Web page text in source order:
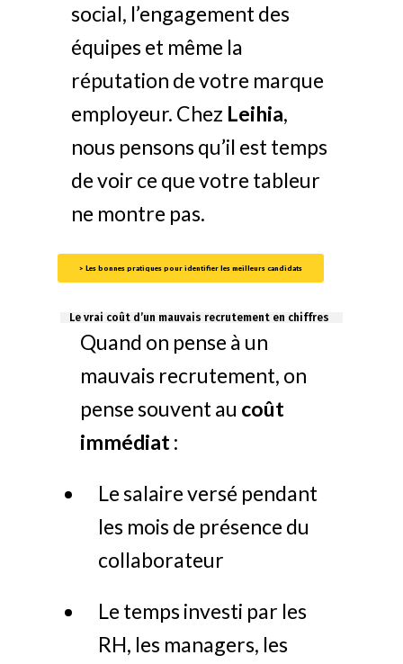
social, l’engagement des
équipes et même la
réputation de votre marque
employeur. Chez Leihia,
nous pensons qu’il est temps
de voir ce que votre tableur
ne montre pas.
> Les bonnes pratiques pour identifier les meilleurs candidats
Le vrai coût d’un mauvais recrutement en chiffres
Quand on pense à un
mauvais recrutement, on
pense souvent au coût
immédiat:
Le salaire versé pendant
les mois de présence du
collaborateur
Le temps investi par les
RH, les managers, les